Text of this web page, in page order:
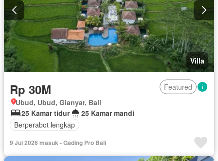
Villa
Rp 30M
Featured
Ubud, Ubud, Gianyar, Bali
25 Kamar tidur
25 Kamar mandi
Berperabot lengkap
9 Jul 2026 masuk - Gading Pro Bali